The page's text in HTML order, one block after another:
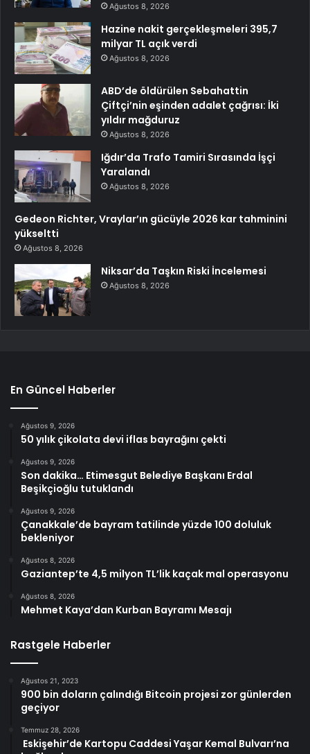
Ağustos 8, 2026
Hazine nakit gerçekleşmeleri 395,7
milyar TL açık verdi
Ağustos 8, 2026
ABD’de öldürülen Sebahattin
Çiftçi’nin eşinden adalet çağrısı: İki
yıldır mağduruz
Ağustos 8, 2026
Iğdır’da Trafo Tamiri Sırasında İşçi
Yaralandı
Ağustos 8, 2026
Gedeon Richter, Vraylar’ın gücüyle 2026 kar tahminini
yükseltti
Ağustos 8, 2026
Niksar’da Taşkın Riski İncelemesi
Ağustos 8, 2026
En Güncel Haberler
Ağustos 9, 2026
50 yılık çikolata devi iflas bayrağını çekti
Ağustos 9, 2026
Son dakika… Etimesgut Belediye Başkanı Erdal
Beşikçioğlu tutuklandı
Ağustos 9, 2026
Çanakkale’de bayram tatilinde yüzde 100 doluluk
bekleniyor
Ağustos 8, 2026
Gaziantep’te 4,5 milyon TL’lik kaçak mal operasyonu
Ağustos 8, 2026
Mehmet Kaya’dan Kurban Bayramı Mesajı
Rastgele Haberler
Ağustos 21, 2023
900 bin doların çalındığı Bitcoin projesi zor günlerden
geçiyor
Temmuz 28, 2026
Eskişehir’de Kartopu Caddesi Yaşar Kemal Bulvarı’na